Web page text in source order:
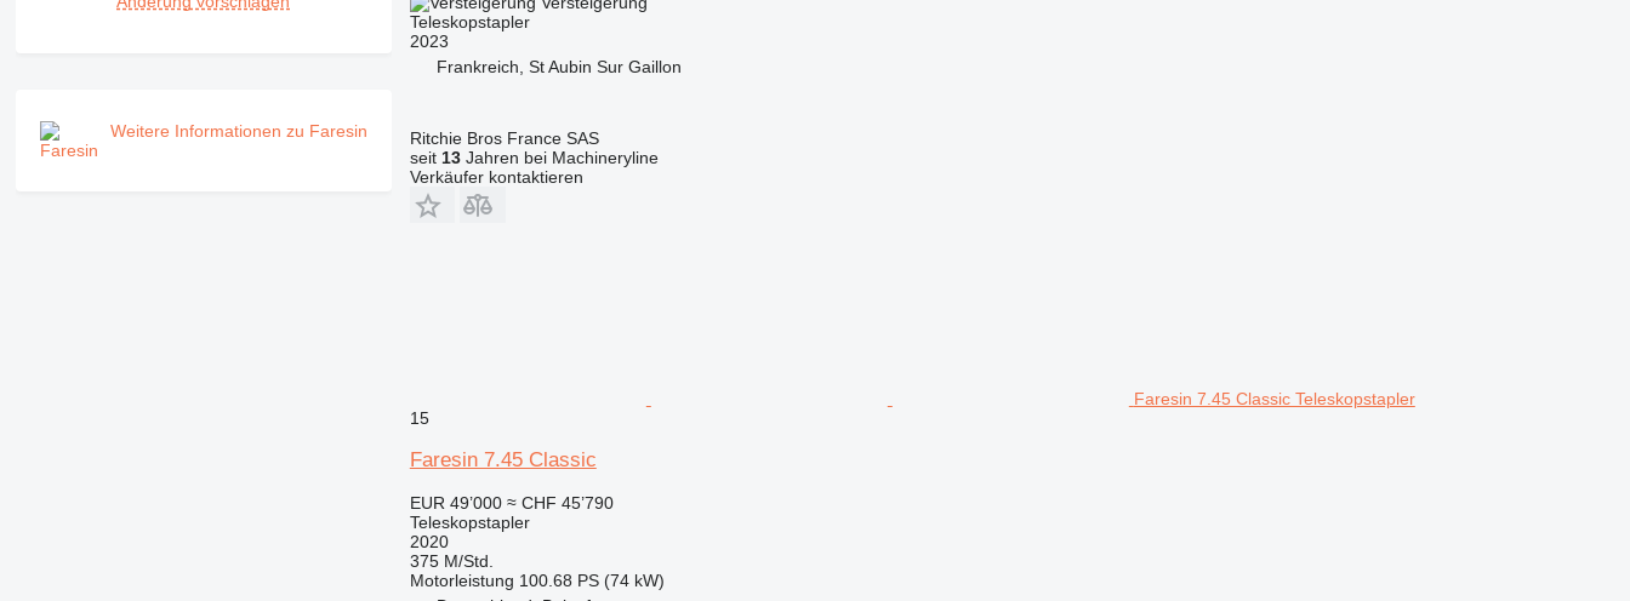
Weitere Informationen zu Faresin
Teleskopstapler
2023
Frankreich, St Aubin Sur Gaillon
Ritchie Bros France SAS
seit 13Jahren bei Machineryline
Verkäufer kontaktieren
Faresin 7.45 Classic Teleskopstapler
15
Faresin 7.45 Classic
EUR 49’000 ≈ CHF 45’790
Teleskopstapler
2020
375 M/Std.
Motorleistung 100.68 PS (74 kW)